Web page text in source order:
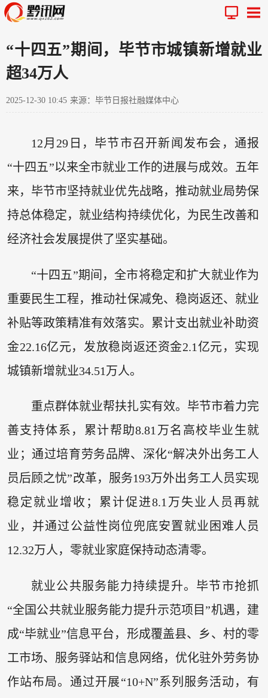
“十四五”期间，毕节市城镇新增就业
超34万人
2025-12-30 10:45 来源：毕节日报社融媒体中心
12月29日，毕节市召开新闻发布会，通报
“十四五”以来全市就业工作的进展与成效。五年
来，毕节市坚持就业优先战略，推动就业局势保
持总体稳定，就业结构持续优化，为民生改善和
经济社会发展提供了坚实基础。
“十四五”期间，全市将稳定和扩大就业作为
重要民生工程，推动社保减免、稳岗返还、就业
补贴等政策精准有效落实。累计支出就业补助资
金22.16亿元，发放稳岗返还资金2.1亿元，实现
城镇新增就业34.51万人。
重点群体就业帮扶扎实有效。毕节市着力完
善支持体系，累计帮助8.81万名高校毕业生就
业；通过培育劳务品牌、深化“解决外出务工人
员后顾之忧”改革，服务193万外出务工人员实现
稳定就业增收；累计促进8.1万失业人员再就
业，并通过公益性岗位兜底安置就业困难人员
12.32万人，零就业家庭保持动态清零。
就业公共服务能力持续提升。毕节市抢抓
“全国公共就业服务能力提升示范项目”机遇，建
成“毕就业”信息平台，形成覆盖县、乡、村的零
工市场、服务驿站和信息网络，优化驻外劳务协
作站布局。通过开展“10+N”系列服务活动，有